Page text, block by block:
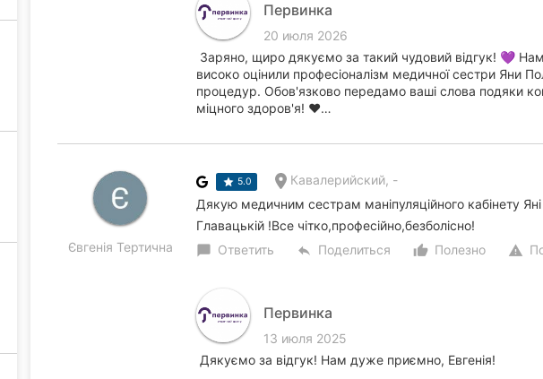
Первинка
20 июля 2026
Заряно, щиро дякуємо за такий чудовий відгук! 💜
високо оцінили професіоналізм медичної сестри Яни
процедур. Обов'язково передамо ваші слова подяки
міцного здоров'я! ❤️…
Євгенія Тертична
5.0 Кавалерийский, -
Дякую медичним сестрам маніпуляційного кабінету
Главацькій !Все чітко,професійно,безболісно!
chat_bubble Ответить reply Поделиться thumb_up_alt
Полезно warning
Первинка
13 июля 2025
Дякуємо за відгук! Нам дуже приємно, Евгенія!